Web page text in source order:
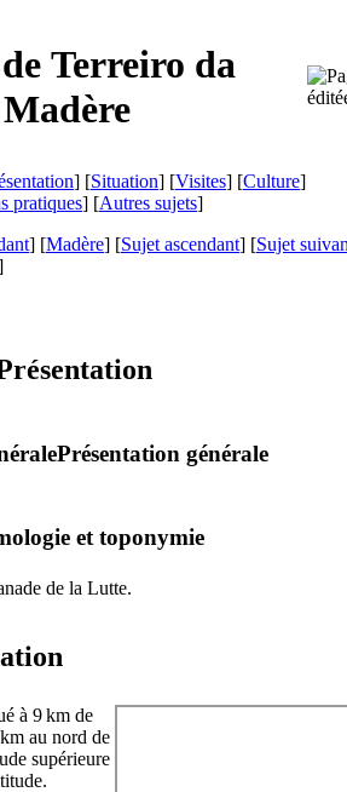
Terreiro da
] [Situation] [Visites] [Culture]
pratiques] [Autres sujets]
] [Madère] [Sujet ascendant] [Sujet
Présentation générale
et toponymie
de la Lutte.
à 9 km de
au nord de
supérieure